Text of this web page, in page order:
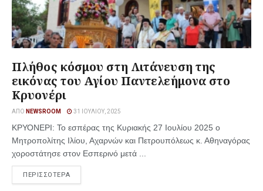
Πλήθος κόσμου στη Λιτάνευση της
εικόνας του Αγίου Παντελεήμονα στο
Κρυονέρι
ΑΠΌ NEWSROOM 31 ΙΟΥΛΊΟΥ, 2025
ΚΡΥΟΝΕΡΙ: Το εσπέρας της Κυριακής 27 Ιουλίου 2025 ο
Μητροπολίτης Ιλίου, Αχαρνών και Πετρουπόλεως κ. Αθηναγόρας
χοροστάτησε στον Εσπερινό μετά ...
ΠΕΡΙΣΣΟΤΕΡΑ